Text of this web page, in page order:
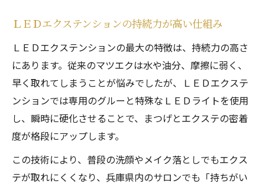
ＬＥＤエクステンションの持続力が高い仕組み
ＬＥＤエクステンションの最大の特徴は、持続力の高さ
にあります。従来のマツエクは水や油分、摩擦に弱く、
早く取れてしまうことが悩みでしたが、ＬＥＤエクステ
ンションでは専用のグルーと特殊なＬＥＤライトを使用
し、瞬時に硬化させることで、まつげとエクステの密着
度が格段にアップします。
この技術により、普段の洗顔やメイク落としでもエクス
テが取れにくくなり、兵庫県内のサロンでも「持ちがい